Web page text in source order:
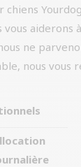
vous aiderons
ne
nous vous